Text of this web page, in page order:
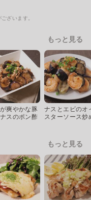
ざいます。
もっと見る
爽やかな豚
スのポン酢
ナスとエビのオ
スターソース炒
もっと見る